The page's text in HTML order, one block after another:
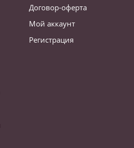
Договор-оферта
Мой аккаунт
Регистрация